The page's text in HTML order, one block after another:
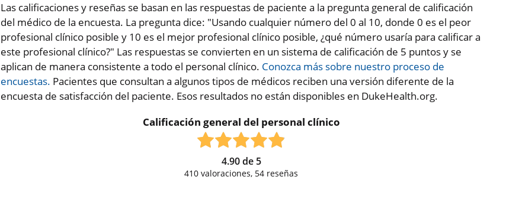
Las calificaciones y reseñas se basan en las respuestas de paciente a la pregunta general de calificación
del médico de la encuesta. La pregunta dice: "Usando cualquier número del 0 al 10, donde 0 es el peor
profesional clínico posible y 10 es el mejor profesional clínico posible, ¿qué número usaría para calificar a
este profesional clínico?" Las respuestas se convierten en un sistema de calificación de 5 puntos y se
aplican de manera consistente a todo el personal clínico. Conozca más sobre nuestro proceso de
encuestas. Pacientes que consultan a algunos tipos de médicos reciben una versión diferente de la
encuesta de satisfacción del paciente. Esos resultados no están disponibles en DukeHealth.org.
Calificación general del personal clínico
4.90de 5
410 valoraciones, 54 reseñas